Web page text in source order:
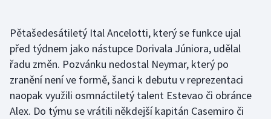
Judo
Krasobruslení
Lezení
Pětašedesátiletý Ital Ancelotti, který se funkce ujal
před týdnem jako nástupce Dorivala Júniora, udělal
řadu změn. Pozvánku nedostal Neymar, který po
zranění není ve formě, šanci k debutu v reprezentaci
naopak využili osmnáctiletý talent Estevao či obránce
Alex. Do týmu se vrátili někdejší kapitán Casemiro či